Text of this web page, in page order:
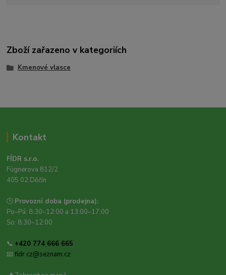
Zboží zařazeno v kategoriích
Kmenové vlasce
Kontakt
FÍDR s.r.o.
Fügnerova 812/2
405 02 Děčín
🕒 Provozní doba (prodejna):
Po–Pá: 8:30–12:00 a 13:00–17:00
So: 8:30–12:00
📞 +420 774 666 665
📧fidr.cz@seznam.cz